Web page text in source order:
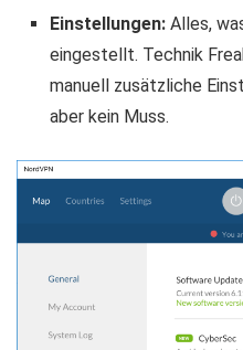
Einstellungen: Alles,
eingestellt. Technik
manuell zusätzliche
aber kein Muss.